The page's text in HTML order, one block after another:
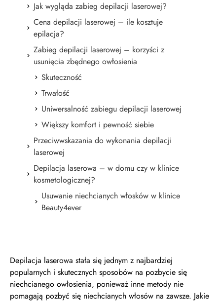
Jak wygląda zabieg depilacji laserowej?
Cena depilacji laserowej – ile kosztuje
epilacja?
Zabieg depilacji laserowej – korzyści z
usunięcia zbędnego owłosienia
Skuteczność
Trwałość
Uniwersalność zabiegu depilacji laserowej
Większy komfort i pewność siebie
Przeciwwskazania do wykonania depilacji
laserowej
Depilacja laserowa – w domu czy w klinice
kosmetologicznej?
Usuwanie niechcianych włosków w klinice
Beauty4ever
Depilacja laserowa stała się jednym z najbardziej
popularnych i skutecznych sposobów na pozbycie się
niechcianego owłosienia, ponieważ inne metody nie
pomagają pozbyć się niechcianych włosów na zawsze. Jakie